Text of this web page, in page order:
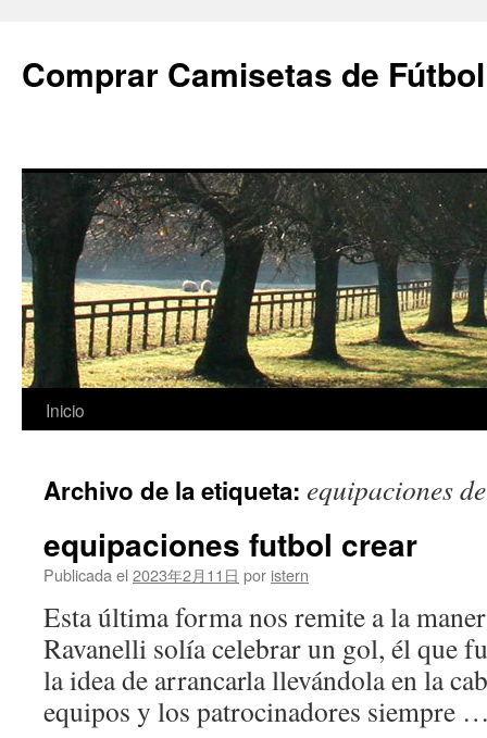
Comprar Camisetas de
Saltar
contenido
Inicio
Archivo de la etiqueta: equipaciones
equipaciones futbol crear
Publicada el 2023年2月11日 por istern
Esta última forma nos remite a la
Ravanelli solía celebrar un gol, él que
la idea de arrancarla llevándola en la
equipos y los patrocinadores siempre